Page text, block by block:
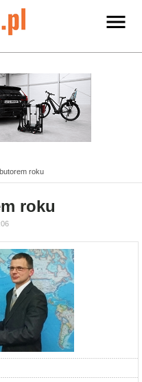
roku
roku